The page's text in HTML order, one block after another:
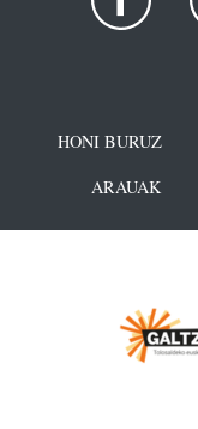
HONI BURUZ
ARAUAK